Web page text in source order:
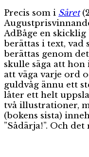
Precis som i Såret
AdBåge en
berättas i text, vad
berättas genom
skulle säga att hon
att väga varje ord
guldvåg ännu ett
låter ett helt
två illustrationer,
(bokens sista)
”Sådärja!”. Och